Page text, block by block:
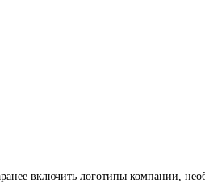
включить логотипы компании,